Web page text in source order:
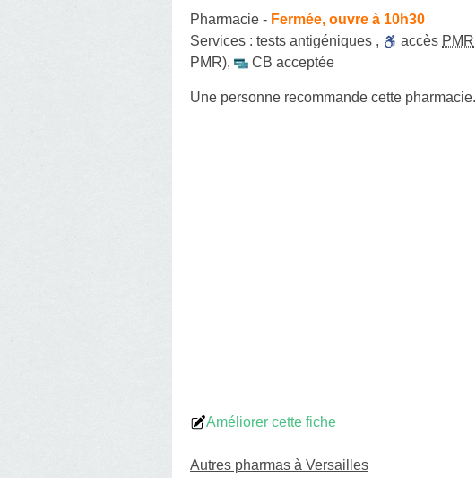
Pharmacie - Fermée, ouvre à 10h30
Services : tests antigéniques , accès PMR
PMR), CB acceptée
Une personne recommande cette pharmacie.
Améliorer cette fiche
Autres pharmas à Versailles